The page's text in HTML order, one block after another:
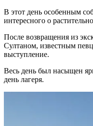
В этот день особенным
интересного о
После возвращения из
Султаном, известным
выступление.
Весь день был насыщен
день лагеря.